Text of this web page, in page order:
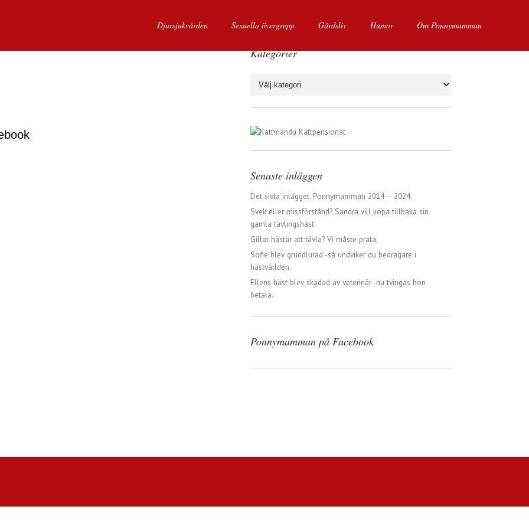
Djursjukvården Sexuella övergrepp Gårdsliv Humor Om Ponnymamman
Kategorier
Senaste inläggen
Det sista inlägget. Ponnymamman 2014 – 2024.
Svek eller missförstånd? Sandra vill köpa tillbaka sin
gamla tävlingshäst.
Gillar hästar att tävla? Vi måste prata.
Sofie blev grundlurad -så undviker du bedragare i
hästvärlden.
Ellens häst blev skadad av veterinär -nu tvingas hon
betala.
Ponnymamman på Facebook